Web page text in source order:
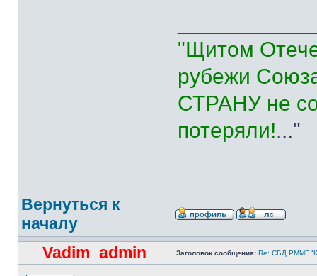
"Щитом
рубежи
СТРАНУ не
потеряли!..."
Вернуться к
началу
Vadim_admin
Заголовок сообщения: Re: СБД РММГ